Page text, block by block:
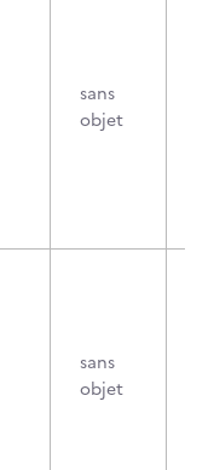
sans
objet
sans
objet